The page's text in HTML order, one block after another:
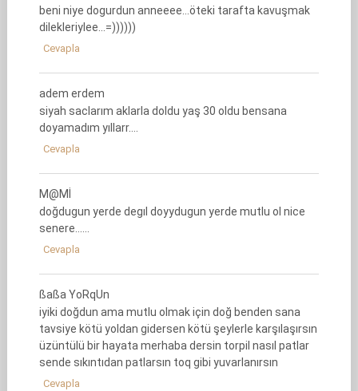
beni niye dogurdun anneeee…öteki tarafta kavuşmak
dilekleriylee…=))))))
Cevapla
adem erdem
siyah saclarım aklarla doldu yaş 30 oldu bensana
doyamadım yıllarr….
Cevapla
M@Mİ
doğdugun yerde degıl doyydugun yerde mutlu ol nice
senere……
Cevapla
ßaßa YoRqUn
iyiki doğdun ama mutlu olmak için doğ benden sana
tavsiye kötü yoldan gidersen kötü şeylerle karşılaşırsın
üzüntülü bir hayata merhaba dersin torpil nasıl patlar
sende sıkıntıdan patlarsın toq gibi yuvarlanırsın
Cevapla